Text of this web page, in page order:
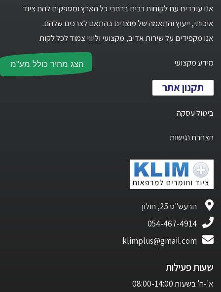
הצג מחיר כולל מע"מ
אנו עובדים עם לקוחות רבים ברחבי כל הארץ ומספקים להם ציוד
איכותי, ייעוץ והתאמה של מוצרים בהתאם לצרכים שלהם.
אנו מקפידים על שירות אדיב, מקצועי וליווי צמוד לכל לקוח.
מידע מקצועי
תקנון אתר
ביטול עסקה
הצהרת נגישות
הבעש"ט 25, חולון
054-467-4914
klimplus@gmail.com
שעות פעילות
א'-ה' בשעות 08:00-14:00